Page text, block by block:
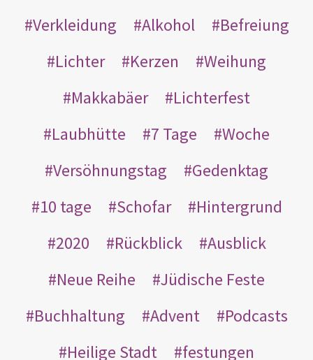
Verkleidung
Alkohol
Befreiung
Lichter
Kerzen
Weihung
Makkabäer
Lichterfest
Laubhütte
7 Tage
Woche
Versöhnungstag
Gedenktag
10 tage
Schofar
Hintergrund
2020
Rückblick
Ausblick
Neue Reihe
Jüdische Feste
Buchhaltung
Advent
Podcasts
Heilige Stadt
festungen